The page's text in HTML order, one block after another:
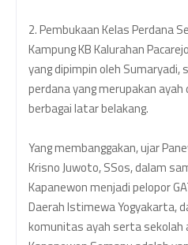
2. Pembukaan Kelas Perdana
Kampung KB Kalurahan
yang dipimpin oleh
perdana yang merupakan ayah
berbagai latar belakang.
Yang membanggakan, ujar
Krisno Juwoto, SSos, dalam
Kapanewon menjadi pelopor
Daerah Istimewa Yogyakarta,
komunitas ayah serta sekolah